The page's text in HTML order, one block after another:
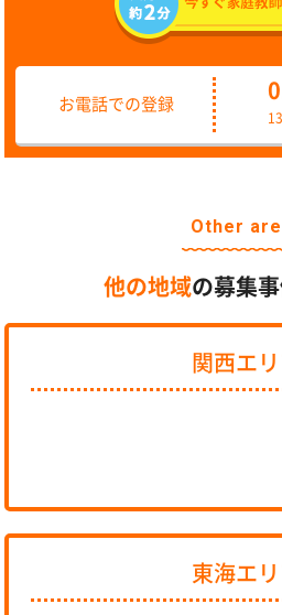
お電話での登録
Other
他の地域の募集
関西エ
東海エ